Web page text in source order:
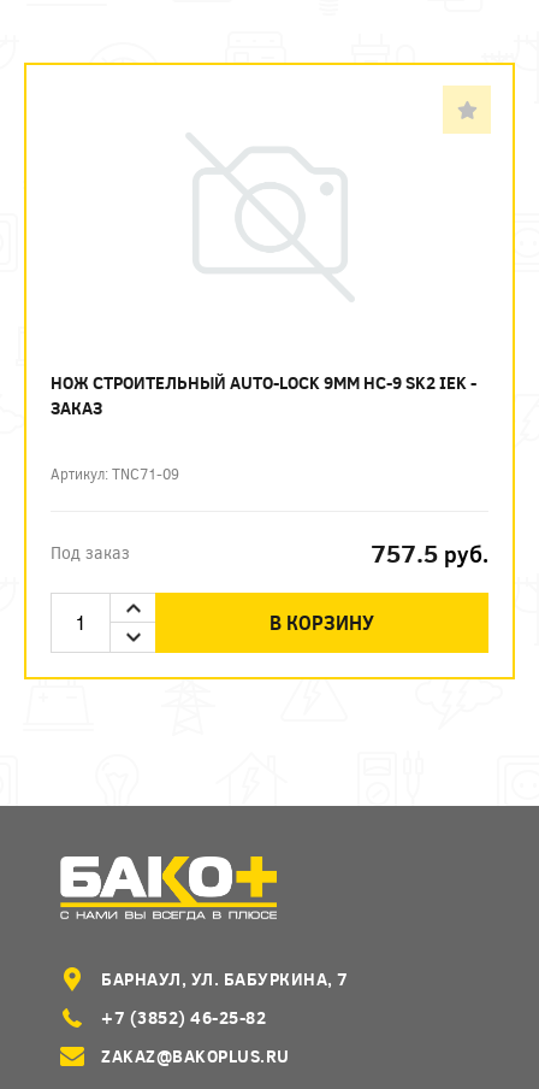
НОЖ СТРОИТЕЛЬНЫЙ AUTO-LOCK 9ММ НС-9 SK2 IEK -
ЗАКАЗ
Артикул: TNC71-09
Под заказ 757.5 руб.
В КОРЗИНУ
БАРНАУЛ, УЛ. БАБУРКИНА, 7
+7 (3852) 46-25-82
ZAKAZ@BAKOPLUS.RU